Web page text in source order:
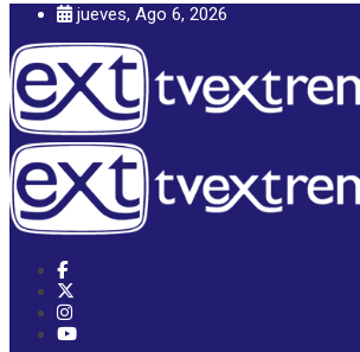
jueves, Ago 6, 2026